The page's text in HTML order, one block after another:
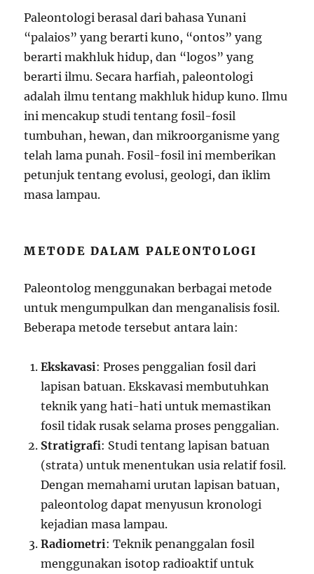
Paleontologi berasal dari bahasa Yunani
“palaios” yang berarti kuno, “ontos” yang
berarti makhluk hidup, dan “logos” yang
berarti ilmu. Secara harfiah, paleontologi
adalah ilmu tentang makhluk hidup kuno. Ilmu
ini mencakup studi tentang fosil-fosil
tumbuhan, hewan, dan mikroorganisme yang
telah lama punah. Fosil-fosil ini memberikan
petunjuk tentang evolusi, geologi, dan iklim
masa lampau.
METODE DALAM PALEONTOLOGI
Paleontolog menggunakan berbagai metode
untuk mengumpulkan dan menganalisis fosil.
Beberapa metode tersebut antara lain:
Ekskavasi: Proses penggalian fosil dari
lapisan batuan. Ekskavasi membutuhkan
teknik yang hati-hati untuk memastikan
fosil tidak rusak selama proses penggalian.
Stratigrafi: Studi tentang lapisan batuan
(strata) untuk menentukan usia relatif fosil.
Dengan memahami urutan lapisan batuan,
paleontolog dapat menyusun kronologi
kejadian masa lampau.
Radiometri: Teknik penanggalan fosil
menggunakan isotop radioaktif untuk